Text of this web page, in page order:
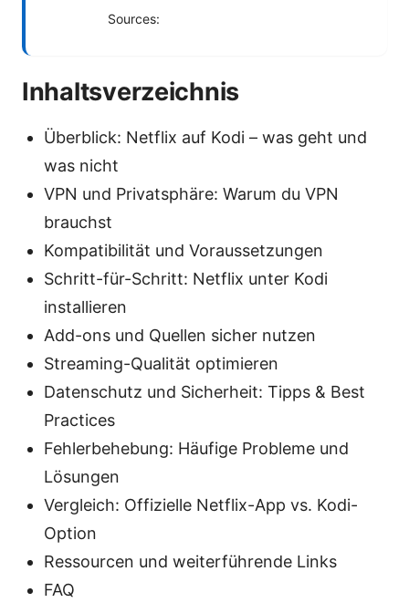
Sources:
Inhaltsverzeichnis
Überblick: Netflix auf Kodi – was geht und
was nicht
VPN und Privatsphäre: Warum du VPN
brauchst
Kompatibilität und Voraussetzungen
Schritt-für-Schritt: Netflix unter Kodi
installieren
Add-ons und Quellen sicher nutzen
Streaming-Qualität optimieren
Datenschutz und Sicherheit: Tipps & Best
Practices
Fehlerbehebung: Häufige Probleme und
Lösungen
Vergleich: Offizielle Netflix-App vs. Kodi-
Option
Ressourcen und weiterführende Links
FAQ